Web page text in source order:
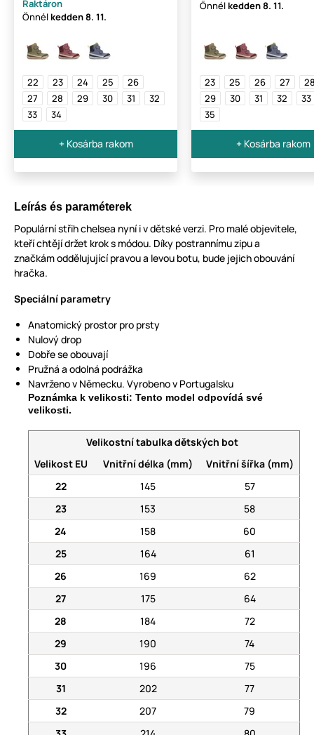
Raktáron
Önnélkedden8. 11.
22 23 24 25
26
27
28 29 30 31
32
33
34
+ Kosárba rakom
Önnélkedden8. 11.
23 25 26 27
29
30 31 32
33
35
+ Kosárba rakom
Leírás és paraméterek
Populární střih chelsea nyní i v dětské verzi. Pro malé objevitele,
kteří chtějí držet krok s módou. Díky postrannímu zipu a
značkám oddělujující pravou a levou botu, bude jejich obouvání
hračka.
Speciální parametry
Anatomický prostor pro prsty
Nulový drop
Dobře se obouvají
Pružná a odolná podrážka
Navrženo v Německu. Vyrobeno v Portugalsku
Poznámka k velikosti: Tento model odpovídá své
velikosti.
Velikostní tabulka dětských bot
Velikost EU
Vnitřní délka (mm)
Vnitřní šířka (mm)
22
145
57
23
153
58
24
158
60
25
164
61
26
169
62
27
175
64
28
184
72
29
190
74
30
196
75
31
202
77
32
207
79